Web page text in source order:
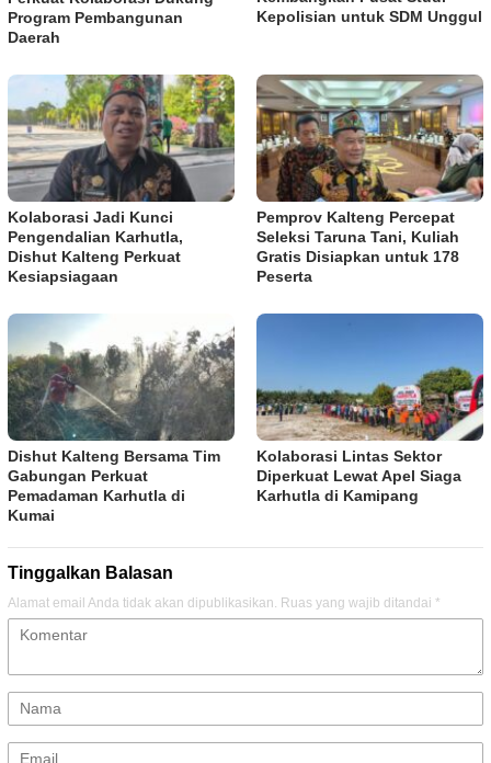
Program Pembangunan
Daerah
Kepolisian untuk SDM Unggul
Kolaborasi Jadi Kunci
Pengendalian Karhutla,
Dishut Kalteng Perkuat
Kesiapsiagaan
Pemprov Kalteng Percepat
Seleksi Taruna Tani, Kuliah
Gratis Disiapkan untuk 178
Peserta
Dishut Kalteng Bersama Tim
Gabungan Perkuat
Pemadaman Karhutla di
Kumai
Kolaborasi Lintas Sektor
Diperkuat Lewat Apel Siaga
Karhutla di Kamipang
Tinggalkan Balasan
Alamat email Anda tidak akan dipublikasikan. Ruas yang wajib ditandai *